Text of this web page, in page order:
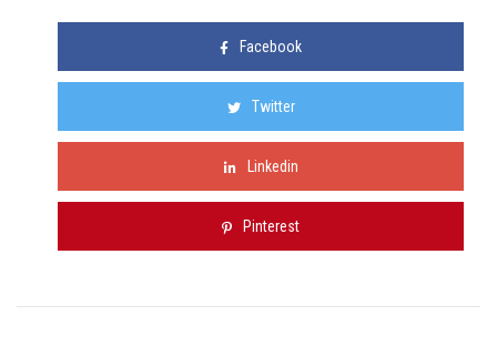
Facebook
Twitter
Linkedin
Pinterest